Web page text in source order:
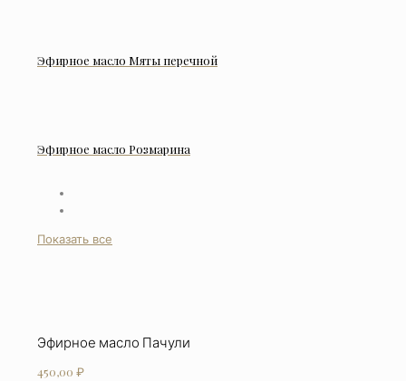
Эфирное масло Мяты перечной
Эфирное масло Розмарина
Показать все
Эфирное масло Пачули
450,00 ₽